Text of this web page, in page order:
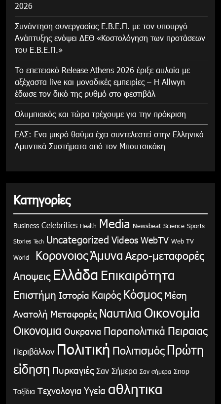
2026
Συνάντηση συνεργασίας Ε.Β.Ε.Π. με τον υπουργό
Ανάπτυξης ενόψει ΔΕΘ «Κοστολόγηση των προτάσεων
του Ε.Β.Ε.Π.»
Το επετειακό Release Athens 2026 έριξε αυλαία με
αξέχαστα live και μοναδικές εμπειρίες – Η Allwyn
έδωσε τον δικό της ρυθμό στο φεστιβάλ
Ολυμπιακός και τώρα τρέχουμε για την πρόκριση
ΕΑΣ: Ενα μικρό θαύμα έχει συντελεστεί στην Ελληνικά
Αμυντικά Συστήματα από τον Μπουτσικάκη
Κατηγορίες
Business Celebrities Health Media Newsbeat Science Sports
Stories Tech Uncategorized Videos WebTV Web TV
World ΚορονοιοςΆμυνα Αερο-μεταφορές
Αποψεις Ελλάδα Επικαιρότητα
Επιστήμη Ιστορία Καιρός Κόσμος Μέση
Ανατολή Μεταφορές Ναυτιλια Οικονομία
Οικονομια Ουκρανια Παραπολιτικά Πειραιας
Περιβάλλον Πολιτική Πολιτισμός Πρώτη
είδηση Πυρκαγιές Σαν Σήμερα Σαν σήμερα Σπορ
Ταξίδια Τεχνολογια Υγεία αθλητικα